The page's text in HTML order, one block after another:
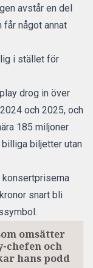
avstår en del
får något annat
i stället för
drog in över
och 2025, och
185 miljoner
billiga biljetter utan
konsertpriserna
snart bli
omsätter
chefen och
hans podd